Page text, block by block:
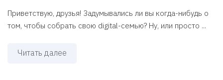
Приветствую, друзья! Задумывались ли вы когда-нибудь о
том, чтобы собрать свою digital-семью? Ну, или просто ...
Читать далее